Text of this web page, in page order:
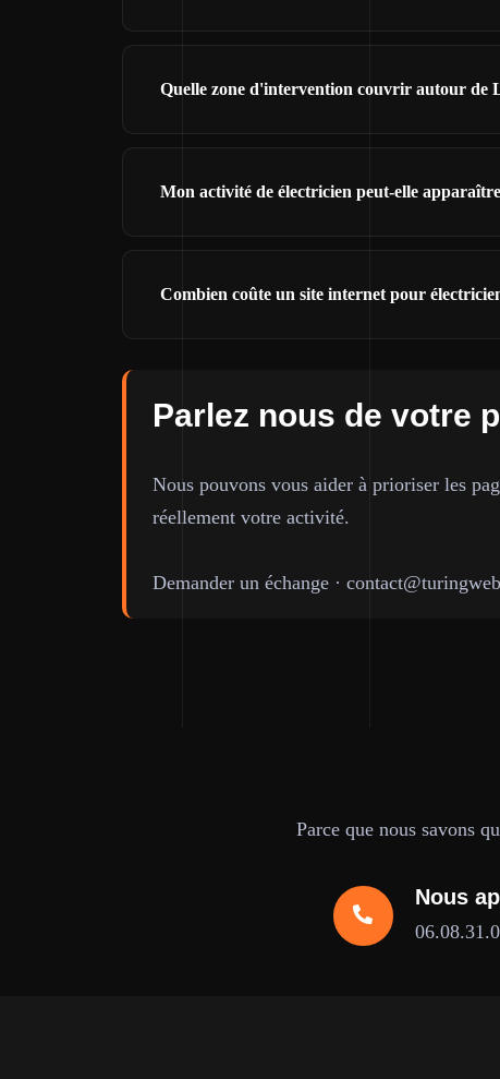
Quelle zone d'intervention couvrir autour de
Mon activité de électricien peut-elle
Combien coûte un site internet pour
Parlez nous de votre
Nous pouvons vous aider à prioriser les
réellement votre activité.
Demander un échange ·
Parce que nous savons
Nous